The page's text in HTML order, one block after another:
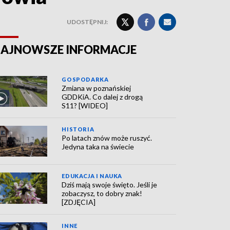
UDOSTĘPNIJ:
INFORMACJE
GOSPODARKA
Zmiana w poznańskiej
GDDKiA. Co dalej z drogą
S11? [WIDEO]
HISTORIA
Po latach znów może ruszyć.
Jedyna taka na świecie
EDUKACJA I NAUKA
Dziś mają swoje święto. Jeśli je
zobaczysz, to dobry znak!
[ZDJĘCIA]
INNE